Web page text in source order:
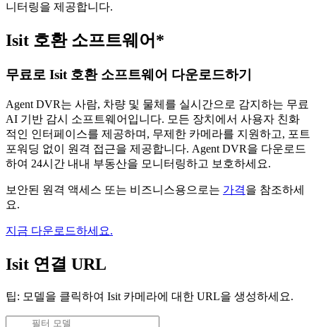
니터링을 제공합니다.
Isit 호환 소프트웨어*
무료로 Isit 호환 소프트웨어 다운로드하기
Agent DVR는 사람, 차량 및 물체를 실시간으로 감지하는 무료
AI 기반 감시 소프트웨어입니다. 모든 장치에서 사용자 친화
적인 인터페이스를 제공하며, 무제한 카메라를 지원하고, 포트
포워딩 없이 원격 접근을 제공합니다. Agent DVR을 다운로드
하여 24시간 내내 부동산을 모니터링하고 보호하세요.
보안된 원격 액세스 또는 비즈니스용으로는 가격을 참조하세
요.
지금 다운로드하세요.
Isit 연결 URL
팁: 모델을 클릭하여 Isit 카메라에 대한 URL을 생성하세요.